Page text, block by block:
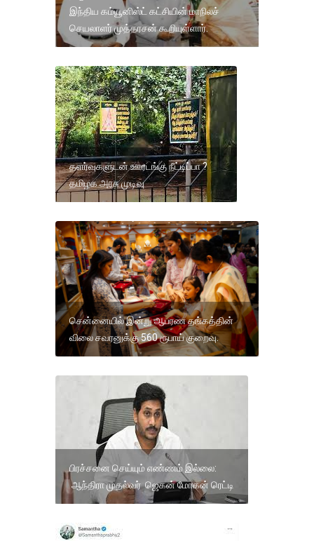
இந்திய கம்யூனிஸ்ட் கட்சியின் மாநிலச்
செயலாளர் முத்தரசன் கூறியுள்ளார்.
தளர்வுகளுடன் ஊரடங்கு நீட்டிப்பா ?
தமிழக அரசு முடிவு
சென்னையில் இன்று ஆபரண தங்கத்தின்
விலை சவரனுக்கு 560 ரூபாய் குறைவு.
பிரச்சனை செய்யும் எண்ணம் இல்லை:
ஆந்திரா முதல்வர் ஜெகன் மோகன் ரெட்டி